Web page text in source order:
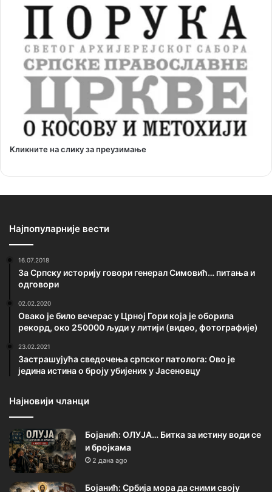
Кликните на слику за преузимање
Најпопуларније вести
16.07.2018
За Српску историју говори генерал Симовић… питања и
одговори
02.02.2020
Овако је било вечерас у Црној Гори која је оборила
рекорд, око 250000 људи у литији (видео, фотографије)
23.02.2021
Застрашујућа сведочења српског патолога: Ово је
једина истина о броју убијених у Јасеновцу
Најновији чланци
Бојанић: ОЛУЈА… Битка за истину води се
и бројкама
2 дана ago
Бојанић: Србија мора да сними своју